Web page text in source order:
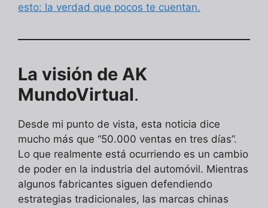
esto: la verdad que pocos te cuentan.
La visión de AK
MundoVirtual.
Desde mi punto de vista, esta noticia dice
mucho más que “50.000 ventas en tres días”.
Lo que realmente está ocurriendo es un cambio
de poder en la industria del automóvil. Mientras
algunos fabricantes siguen defendiendo
estrategias tradicionales, las marcas chinas